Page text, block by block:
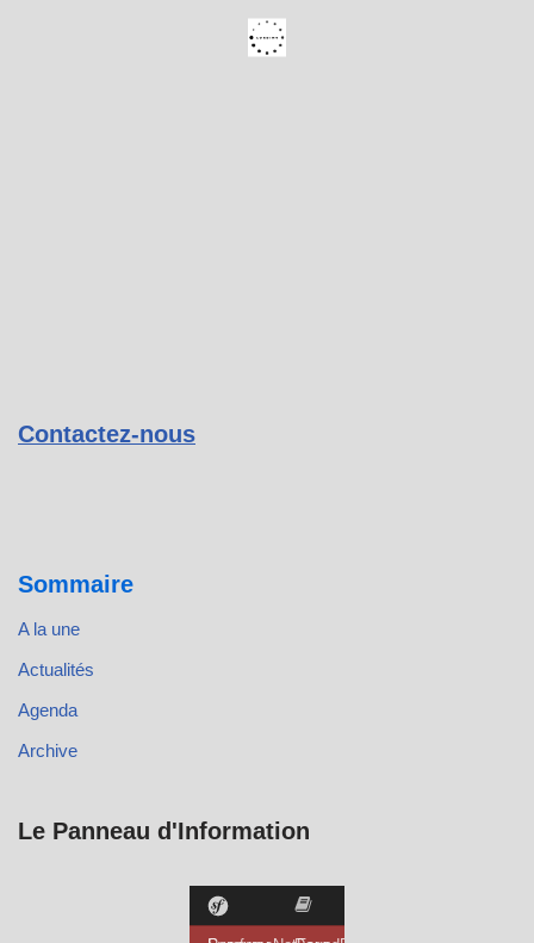
Contactez-nous
Sommaire
A la une
Actualités
Agenda
Archive
Le Panneau d'Information